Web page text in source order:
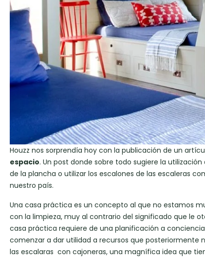
Houzz nos sorprendía hoy con la publicación de un
espacio. Un post donde sobre todo sugiere la
de la plancha o utilizar los escalones de las escaleras
nuestro país.
Una casa práctica es un concepto al que no estamos
con la limpieza, muy al contrario del significado que le
casa práctica requiere de una planificación a
comenzar a dar utilidad a recursos que posteriormente
las escalaras con cajoneras, una magnífica idea que